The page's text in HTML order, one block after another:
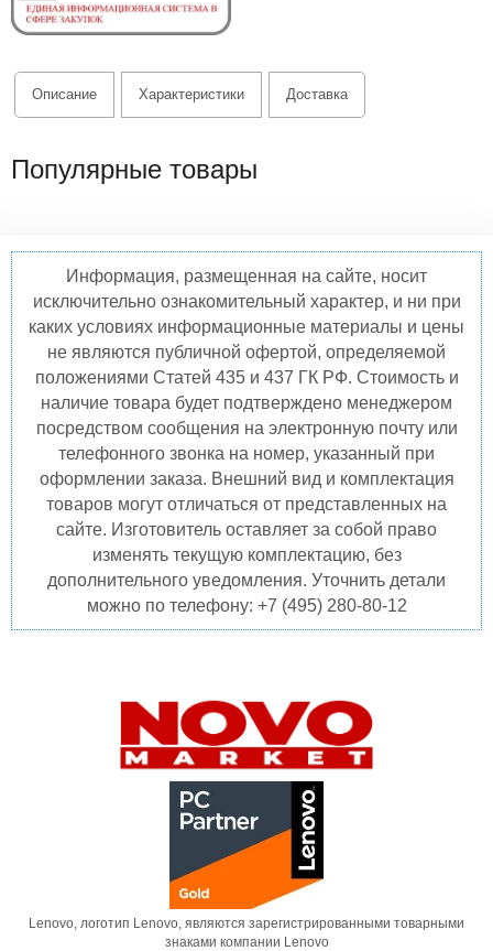
Описание Характеристики Доставка
Популярные товары
Информация, размещенная на сайте, носит
исключительно ознакомительный характер, и ни при
каких условиях информационные материалы и цены
не являются публичной офертой, определяемой
положениями Статей 435 и 437 ГК РФ. Стоимость и
наличие товара будет подтверждено менеджером
посредством сообщения на электронную почту или
телефонного звонка на номер, указанный при
оформлении заказа. Внешний вид и комплектация
товаров могут отличаться от представленных на
сайте. Изготовитель оставляет за собой право
изменять текущую комплектацию, без
дополнительного уведомления. Уточнить детали
можно по телефону: +7 (495) 280-80-12
Lenovo, логотип Lenovo, являются зарегистрированными товарными
знаками компании Lenovo